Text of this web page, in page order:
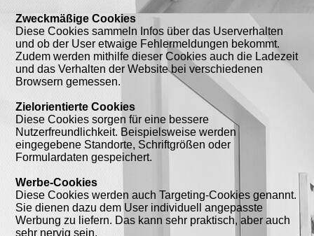
Zweckmäßige Cookies
Diese Cookies sammeln Infos über das Userverhalten
und ob der User etwaige Fehlermeldungen bekommt.
Zudem werden mithilfe dieser Cookies auch die Ladezeit
und das Verhalten der Website bei verschiedenen
Browsern gemessen.
Zielorientierte Cookies
Diese Cookies sorgen für eine bessere
Nutzerfreundlichkeit. Beispielsweise werden
eingegebene Standorte, Schriftgrößen oder
Formulardaten gespeichert.
Werbe-Cookies
Diese Cookies werden auch Targeting-Cookies genannt.
Sie dienen dazu dem User individuell angepasste
Werbung zu liefern. Das kann sehr praktisch, aber auch
sehr nervig sein.